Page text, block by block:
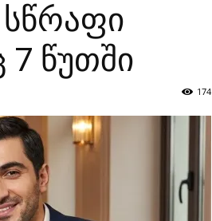
წუთში
174